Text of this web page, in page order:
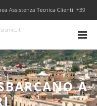
Assistenza Tecnica Clienti: +39
A